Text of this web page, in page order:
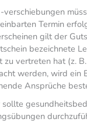
verschiebungen
Termin
gilt der
bezeichnete
vertreten hat (z.
werden, wird ein
Ansprüche
sollte